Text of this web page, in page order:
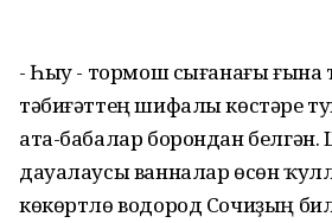
- Һыу - тормош сығанағы ғына
тәбиғәттең шифалы көстәре
ата-бабалар борондан
дауалаусы ванналар өсөн
көкөртлө водород Сочиҙың